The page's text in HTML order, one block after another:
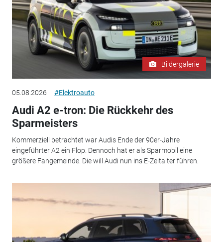
Bildergalerie
05.08.2026 #Elektroauto
Audi A2 e-tron: Die Rückkehr des
Sparmeisters
Kommerziell betrachtet war Audis Ende der 90er-Jahre
eingeführter A2 ein Flop. Dennoch hat er als Sparmobil eine
größere Fangemeinde. Die will Audi nun ins E-Zeitalter führen.